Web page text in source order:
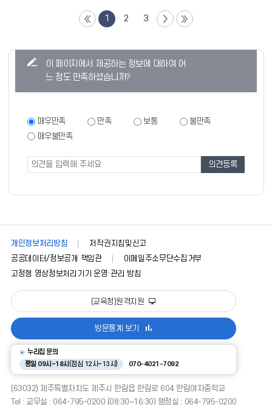
1 2 3
이 페이지에서 제공하는 정보에 대하여 어
느 정도 만족하셨습니까?
만
족
조
사
매우만족 만족 보통
불만족
매우불만족
개인정보처리방침
저작권지침및신고
공공데이터/정보공개 책임관
이메일주소무단수집거부
고정형 영상정보처리기기 운영·관리 방침
(교육청)원격지원
방문통계 보기
누리집 문의
평일 09시~18시 (점심 12시~13시) 070-4021-7092
(63032) 제주특별자치도 제주시 한림읍 한림로 604 한림여자중학교
Tel : 교무실 : 064-795-0200 (08:30~16:30) 행정실 : 064-795-0200